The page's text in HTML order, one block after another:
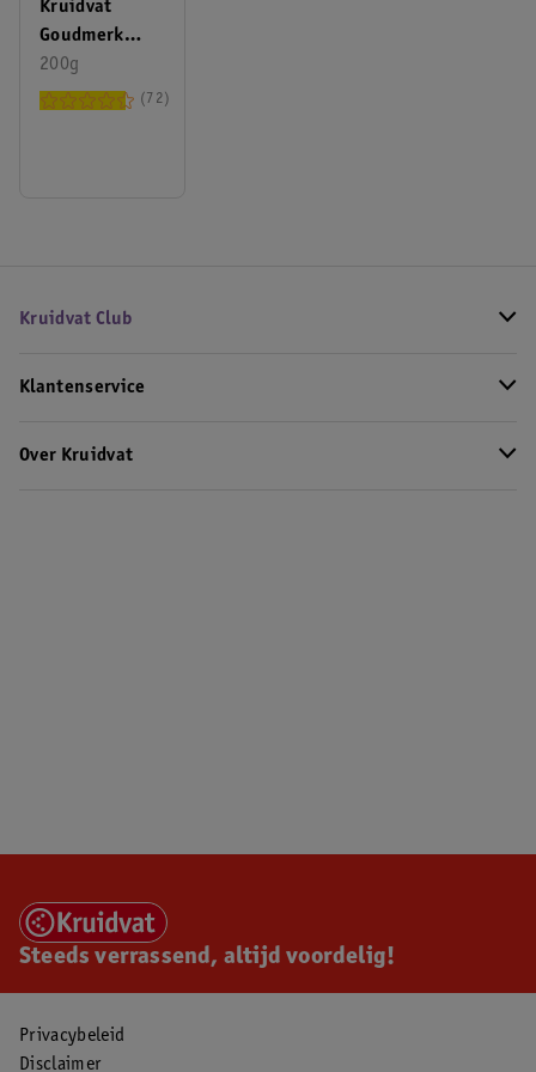
Kruidvat
Goudmerk
Oploskoffie
200g
72
Kruidvat Club
Klantenservice
Over Kruidvat
Steeds verrassend, altijd voordelig!
Privacybeleid
Disclaimer